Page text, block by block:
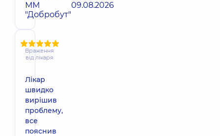
ММ
"Добробут"
09.08.2026
Враження
від лікаря
Лікар
швидко
вирішив
проблему,
все
пояснив